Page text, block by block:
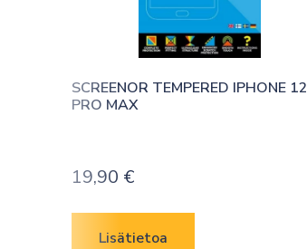
SCREENOR TEMPERED IPHONE 12
PRO MAX
19,90 €
Lisätietoa